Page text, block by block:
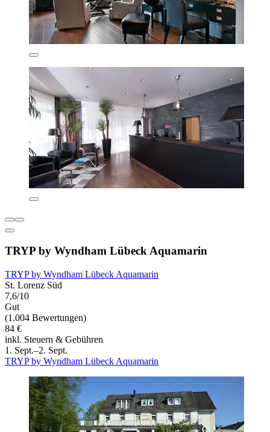
TRYP by Wyndham Lübeck Aquamarin
TRYP by Wyndham Lübeck Aquamarin
St. Lorenz Süd
7,6/10
Gut
(1.004 Bewertungen)
84 €
inkl. Steuern & Gebühren
1. Sept.–2. Sept.
TRYP by Wyndham Lübeck Aquamarin